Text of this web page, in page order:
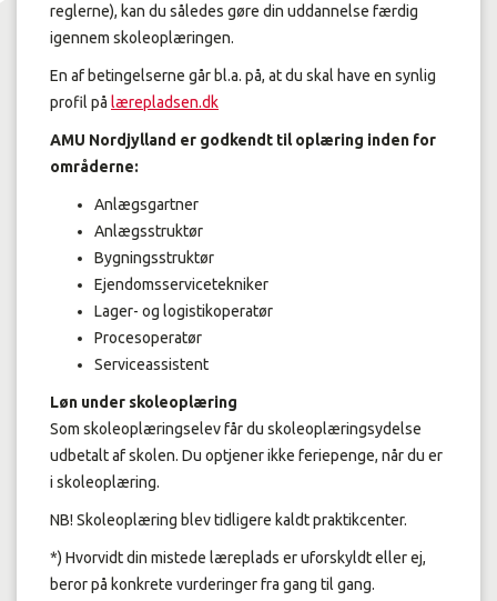
reglerne), kan du således gøre din uddannelse færdig
igennem skoleoplæringen.
En af betingelserne går bl.a. på, at du skal have en synlig
profil på lærepladsen.dk
AMU Nordjylland er godkendt til oplæring inden for
områderne:
Anlægsgartner
Anlægsstruktør
Bygningsstruktør
Ejendomsservicetekniker
Lager- og logistikoperatør
Procesoperatør
Serviceassistent
Løn under skoleoplæring
Som skoleoplæringselev får du skoleoplæringsydelse
udbetalt af skolen. Du optjener ikke feriepenge, når du er
i skoleoplæring.
NB! Skoleoplæring blev tidligere kaldt praktikcenter.
*) Hvorvidt din mistede læreplads er uforskyldt eller ej,
beror på konkrete vurderinger fra gang til gang.